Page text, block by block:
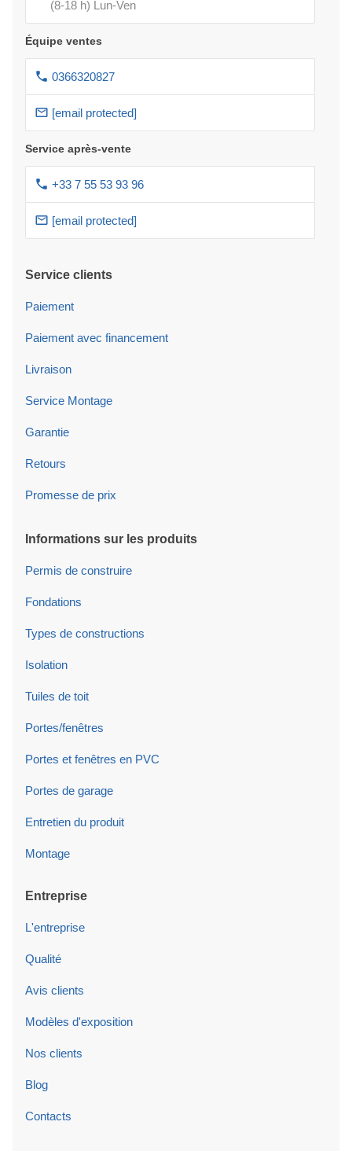
(8-18 h) Lun-Ven
Équipe ventes
0366320827
[email protected]
Service après-vente
+33 7 55 53 93 96
[email protected]
Service clients
Paiement
Paiement avec financement
Livraison
Service Montage
Garantie
Retours
Promesse de prix
Informations sur les produits
Permis de construire
Fondations
Types de constructions
Isolation
Tuiles de toit
Portes/fenêtres
Portes et fenêtres en PVC
Portes de garage
Entretien du produit
Montage
Entreprise
L'entreprise
Qualité
Avis clients
Modèles d'exposition
Nos clients
Blog
Contacts